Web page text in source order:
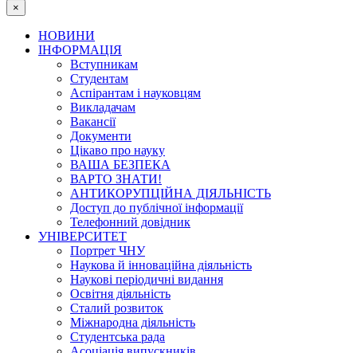
×
НОВИНИ
ІНФОРМАЦІЯ
Вступникам
Студентам
Аспірантам і науковцям
Викладачам
Вакансії
Документи
Цікаво про науку
ВАША БЕЗПЕКА
ВАРТО ЗНАТИ!
АНТИКОРУПЦІЙНА ДІЯЛЬНІСТЬ
Доступ до публічної інформації
Телефонний довідник
УНІВЕРСИТЕТ
Портрет ЧНУ
Наукова й інноваційна діяльність
Наукові періодичні видання
Освітня діяльність
Сталий розвиток
Міжнародна діяльність
Студентська рада